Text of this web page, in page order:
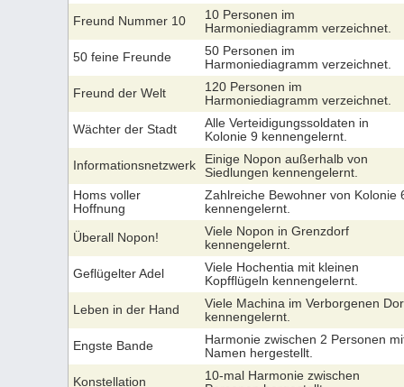
Freund Nummer 10
10 Personen im
Harmoniediagramm verzeichnet.
50 feine Freunde
50 Personen im
Harmoniediagramm verzeichnet.
Freund der Welt
120 Personen im
Harmoniediagramm verzeichnet.
Wächter der Stadt
Alle Verteidigungssoldaten in
Kolonie 9 kennengelernt.
Informationsnetzwerk
Einige Nopon außerhalb von
Siedlungen kennengelernt.
Homs voller
Hoffnung
Zahlreiche Bewohner von Kolonie
kennengelernt.
Überall Nopon!
Viele Nopon in Grenzdorf
kennengelernt.
Geflügelter Adel
Viele Hochentia mit kleinen
Kopfflügeln kennengelernt.
Leben in der Hand
Viele Machina im Verborgenen
kennengelernt.
Engste Bande
Harmonie zwischen 2 Personen
Namen hergestellt.
Konstellation
10-mal Harmonie zwischen